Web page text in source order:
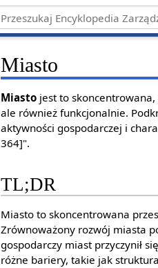
Miasto
Miasto jest to
ale również funkcjonalnie.
aktywności gospodarczej i
364]".
TL;DR
Miasto to skoncentrowana
Zrównoważony rozwój miasta
gospodarczy miast przyczynił
różne bariery, takie jak